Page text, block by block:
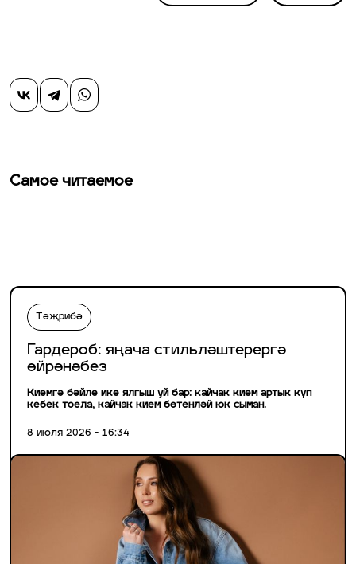
Самое читаемое
Тәҗрибә
Гардероб: яңача стильләштерергә
өйрәнәбез
Киемгә бәйле ике ялгыш уй бар: кайчак кием артык күп
кебек тоела, кайчак кием бөтенләй юк сыман.
8 июля 2026 - 16:34